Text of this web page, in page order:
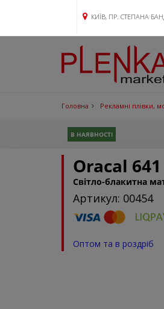
КИЇВ, ПР. СТЕПАНА
Головна Рекламні плівки,
В НАЯВНОСТІ
Oracal
Світло-блакитна
Артикул: 00454
Оптом та в роздріб